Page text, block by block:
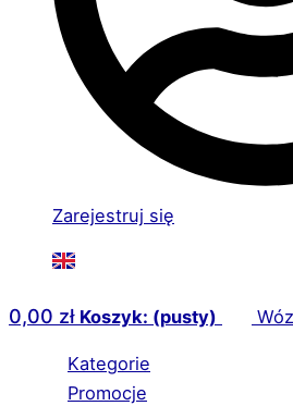
Zarejestruj się
0,00 zł Koszyk: (pusty)
Kategorie
Promocje